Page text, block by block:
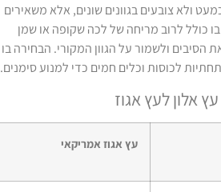
ולא צובעים בגוונים שונים, אלא משאירים
כולל לרוב מריחה של לכה שקופה או שמן
ולשמור על הגוון המקורי. הבחירה בו
לכוסות וכלים חמים כדי למנוע סימנים.
אלון לעץ אגוז
עץ אגוז אמריקאי